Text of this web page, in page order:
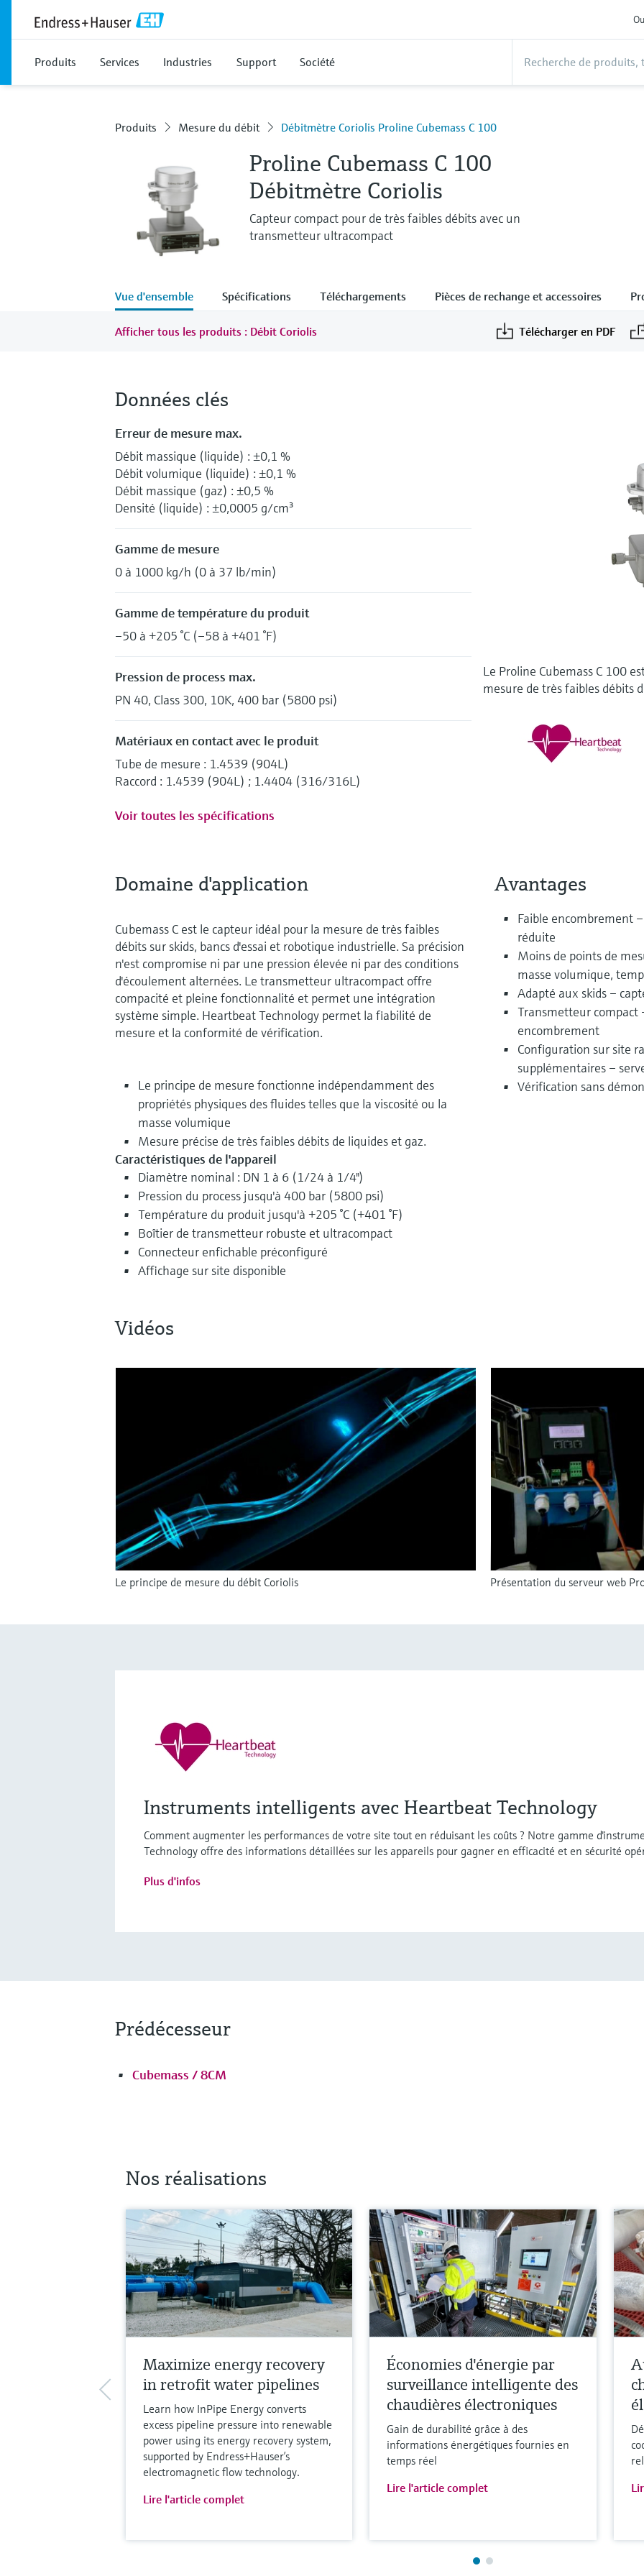
Produits Services Industries Support Société
Produits Mesure du débit Débitmètre Coriolis Proline Cubemass C 100
Proline Cubemass C 100
Débitmètre Coriolis
Capteur compact pour de très faibles débits avec un
transmetteur ultracompact
Vue d'ensemble Spécifications Téléchargements Pièces de rechange et accessoires
Afficher tous les produits : Débit Coriolis Télécharger en PDF
Le Proline Cubemass C 100
mesure de très faibles débits
Données clés
Erreur de mesure max.
Débit massique (liquide) : ±0,1 %
Débit volumique (liquide) : ±0,1 %
Débit massique (gaz) : ±0,5 %
Densité (liquide) : ±0,0005 g/cm³
Gamme de mesure
0 à 1000 kg/h (0 à 37 lb/min)
Gamme de température du produit
–50 à +205 °C (–58 à +401 °F)
Pression de process max.
PN 40, Class 300, 10K, 400 bar (5800 psi)
Matériaux en contact avec le produit
Tube de mesure : 1.4539 (904L)
Raccord : 1.4539 (904L) ; 1.4404 (316/316L)
Voir toutes les spécifications
Domaine d'application
Cubemass C est le capteur idéal pour la mesure de très faibles
débits sur skids, bancs d'essai et robotique industrielle. Sa précision
n'est compromise ni par une pression élevée ni par des conditions
d'écoulement alternées. Le transmetteur ultracompact offre
compacité et pleine fonctionnalité et permet une intégration
système simple. Heartbeat Technology permet la fiabilité de
mesure et la conformité de vérification.
Le principe de mesure fonctionne indépendamment des
propriétés physiques des fluides telles que la viscosité ou la
masse volumique
Mesure précise de très faibles débits de liquides et gaz.
Caractéristiques de l'appareil
Diamètre nominal : DN 1 à 6 (1/24 à 1/4")
Pression du process jusqu'à 400 bar (5800 psi)
Température du produit jusqu'à +205 °C (+401 °F)
Boîtier de transmetteur robuste et ultracompact
Connecteur enfichable préconfiguré
Affichage sur site disponible
Avantages
Faible encombrement
réduite
Moins de points de
masse volumique,
Adapté aux skids –
Transmetteur
encombrement
Configuration sur site
supplémentaires –
Vérification sans
Vidéos
Le principe de mesure du débit Coriolis Présentation du serveur web
Instruments intelligents avec Heartbeat Technology
Comment augmenter les performances de votre site tout en réduisant les coûts ? Notre gamme
Technology offre des informations détaillées sur les appareils pour gagner en efficacité et en sécurité
Plus d'infos
Prédécesseur
Cubemass / 8CM
Nos réalisations
Maximize energy recovery
in retrofit water pipelines
Learn how InPipe Energy converts
excess pipeline pressure into renewable
power using its energy recovery system,
supported by Endress+Hauser’s
electromagnetic flow technology.
Lire l'article complet
Économies d'énergie par
surveillance intelligente des
chaudières électroniques
Gain de durabilité grâce à des
informations énergétiques fournies en
temps réel
Lire l'article complet